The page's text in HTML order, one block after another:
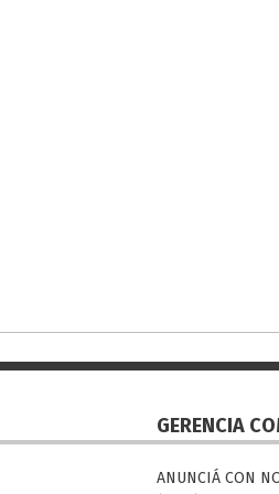
GERENCIA
ANUNCIÁ CON